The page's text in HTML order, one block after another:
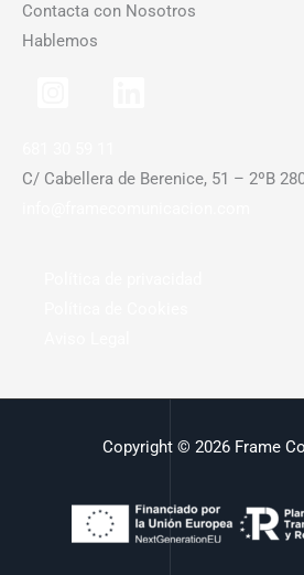
Contacta con Nosotros
Hablemos
C/ Cabellera de Berenice, 51 – 2ºB
Copyright © 2026 Frame